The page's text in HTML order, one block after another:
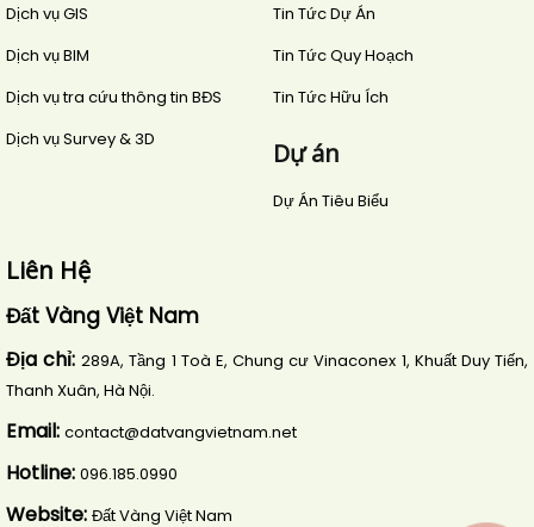
Dịch vụ GIS
Dịch vụ BIM
Dịch vụ tra cứu thông tin BĐS
Dịch vụ Survey & 3D
Tin Tức Dự Án
Tin Tức Quy Hoạch
Tin Tức Hữu Ích
Dự án
Dự Án Tiêu Biểu
Liên Hệ
Đất Vàng Việt Nam
Địa chỉ: 289A, Tầng 1 Toà E, Chung cư Vinaconex 1, Khuất Duy Tiến,
Thanh Xuân, Hà Nội.
Email: contact@datvangvietnam.net
Hotline: 096.185.0990
Website: Đất Vàng Việt Nam